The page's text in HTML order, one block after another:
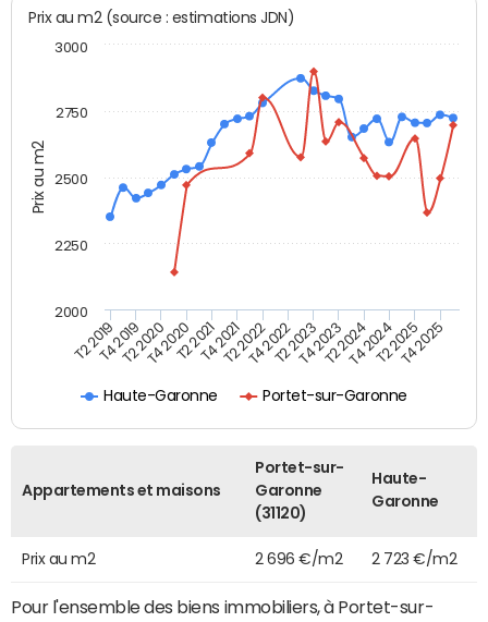
Prix au m2
Prix au m2 (source : estimations JDN)
Haute-Garonne Portet-sur-Garonne
T2 2019T4 2019T2 2020T4 2020T2 2021T4 2021T2 2022T4 2022T2 2023T4 2023T2 2024T4 2024T2 2025T4 2025
2000
3000
2250
2500
2750
Appartements et maisons
Portet-sur-
Garonne
(31120)
Haute-
Garonne
Prix au m2 2 696 €/m2 2 723 €/m2
Pour l'ensemble des biens immobiliers, à Portet-sur-